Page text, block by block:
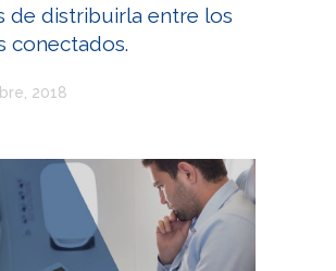
de distribuirla entre los
conectados.
2018